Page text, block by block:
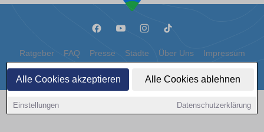
Alle Cookies akzeptieren Alle Cookies ablehnen
Einstellungen Datenschutzerklärung
Ratgeber FAQ Presse Städte Über Uns Impressum
Datenschutz Cookies
Copyright © 2000 - 2026 | 1A Infosysteme GmbH | Content by: 1a-sites-autos